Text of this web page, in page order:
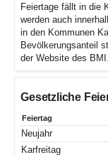
Feiertage fällt in die
werden auch
in den Kommunen
Bevölkerungsanteil
der Website des BMI.
Gesetzliche
Feiertag
Neujahr
Karfreitag